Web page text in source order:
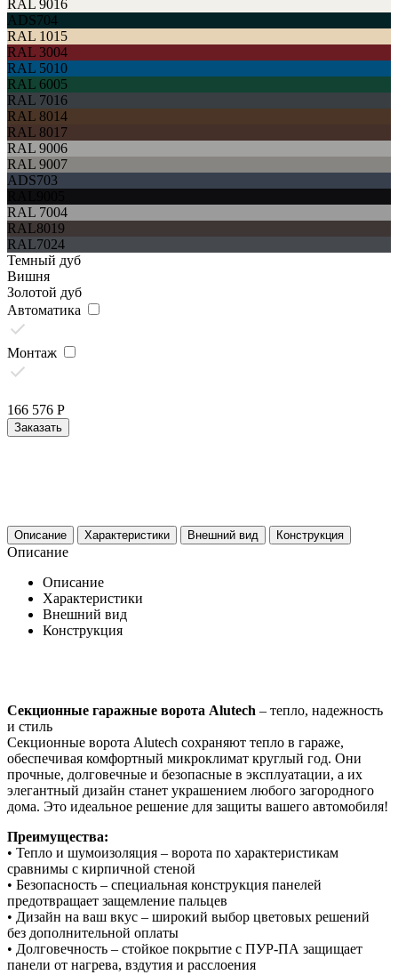
RAL 9016
ADS704
RAL 1015
RAL 3004
RAL 5010
RAL 6005
RAL 7016
RAL 8014
RAL 8017
RAL 9006
RAL 9007
ADS703
RAL 7004
RAL8019
RAL7024
Темный дуб
Вишня
Золотой дуб
Автоматика
Монтаж
166 576 Р
Заказать
Описание Характеристики Внешний вид Конструкция
Описание
Описание
Характеристики
Внешний вид
Конструкция
Секционные гаражные ворота Alutech – тепло, надежность
и стиль
Секционные ворота Alutech сохраняют тепло в гараже,
обеспечивая комфортный микроклимат круглый год. Они
прочные, долговечные и безопасные в эксплуатации, а их
элегантный дизайн станет украшением любого загородного
дома. Это идеальное решение для защиты вашего автомобиля!
Преимущества:
• Тепло и шумоизоляция – ворота по характеристикам
сравнимы с кирпичной стеной
• Безопасность – специальная конструкция панелей
предотвращает защемление пальцев
• Дизайн на ваш вкус – широкий выбор цветовых решений
без дополнительной оплаты
• Долговечность – стойкое покрытие с ПУР-ПА защищает
панели от нагрева, вздутия и расслоения